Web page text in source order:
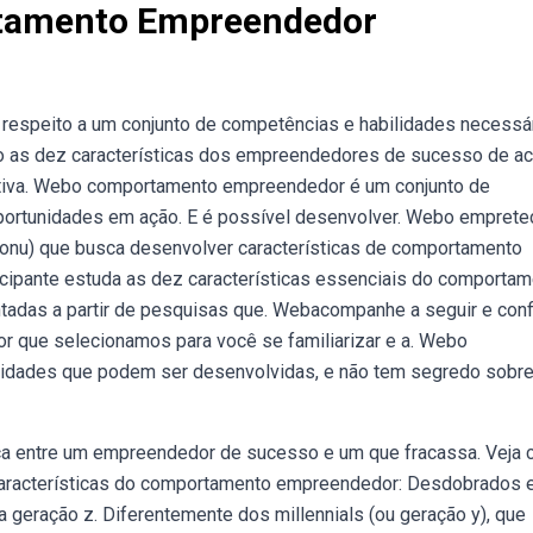
Empreendedor
a um conjunto de competências e habilidades
as dez características dos empreendedores de sucesso de
Webo comportamento empreendedor é um conjunto de
em ação. E é possível desenvolver. Webo
que busca desenvolver características de comportamento
estuda as dez características essenciais do
a partir de pesquisas que. Webacompanhe a seguir e
que selecionamos para você se familiarizar e a. Webo
que podem ser desenvolvidas, e não tem segredo
um empreendedor de sucesso e um que fracassa. Veja
do comportamento empreendedor: Desdobrados
z. Diferentemente dos millennials (ou geração y), que